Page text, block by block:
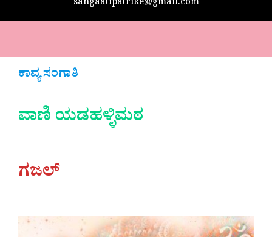
sangaatipatrike@gmail.com
ಕಾವ್ಯ ಸಂಗಾತಿ
ವಾಣಿ ಯಡಹಳ್ಳಿಮಠ
ಗಜಲ್